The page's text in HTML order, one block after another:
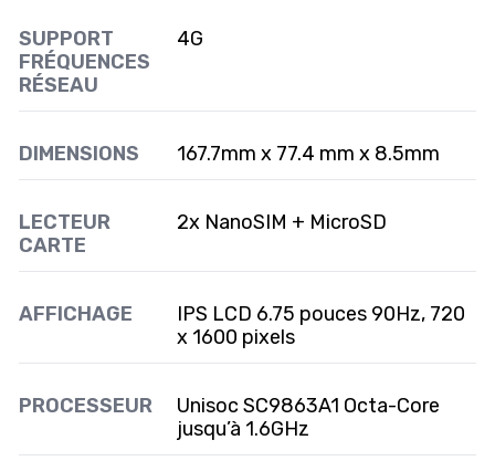
SUPPORT
FRÉQUENCES
RÉSEAU
4G
DIMENSIONS 167.7mm x 77.4 mm x 8.5mm
LECTEUR
CARTE
2x NanoSIM + MicroSD
AFFICHAGE
IPS LCD 6.75 pouces 90Hz, 720
x 1600 pixels
PROCESSEUR
Unisoc SC9863A1 Octa-Core
jusqu’à 1.6GHz